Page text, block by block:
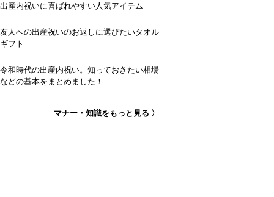
出産内祝いに喜ばれやすい人気アイテム
友人への出産祝いのお返しに選びたいタオル
ギフト
令和時代の出産内祝い。知っておきたい相場
などの基本をまとめました！
マナー・知識をもっと見る 〉